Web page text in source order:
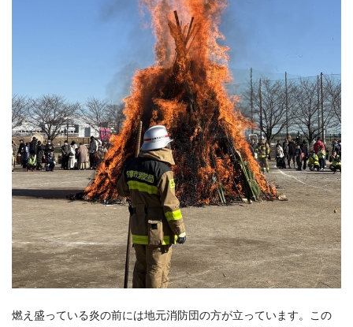
燃え盛っている炎の前には地元消防団の方が立っています。この